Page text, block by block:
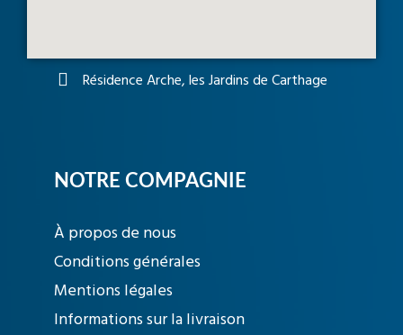
Résidence Arche, les Jardins de Carthage
NOTRE COMPAGNIE
À propos de nous
Conditions générales
Mentions légales
Informations sur la livraison